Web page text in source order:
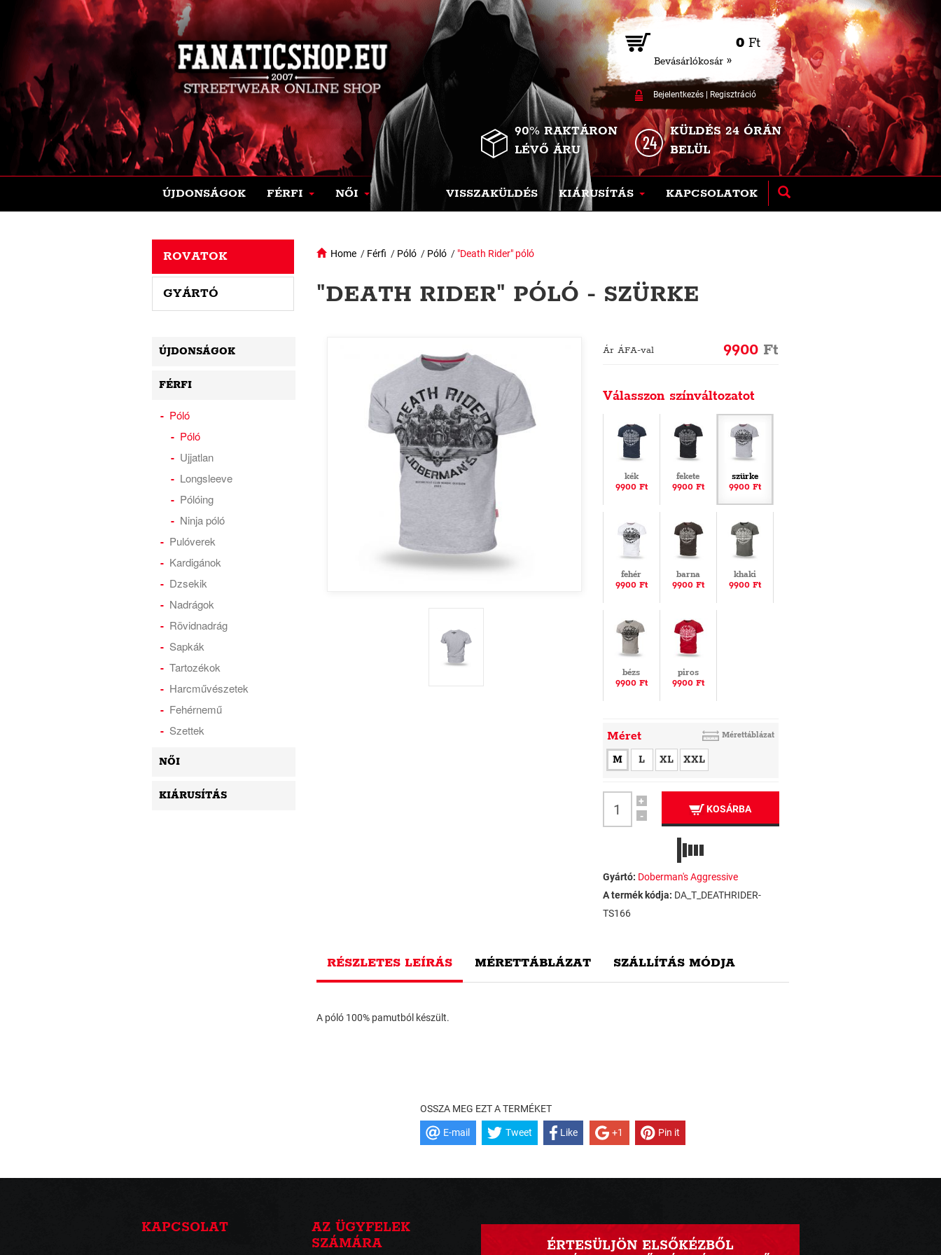
0 Ft
Bevásárlókosár »
Bejelentkezés| Regisztráció
90% RAKTÁRON
LÉVŐ ÁRU
KÜLDÉS 24 ÓRÁN
BELÜL
ÚJDONSÁGOK FÉRFI NŐI VISSZAKÜLDÉS KIÁRUSÍTÁS KAPCSOLATOK
Home / Férfi / Póló / Póló / "Death Rider" póló
"DEATH RIDER" PÓLÓ - SZÜRKE
Ár ÁFA-val 9900 Ft
Válasszon színváltozatot
kék
9900 Ft
fekete
9900 Ft
szürke
9900 Ft
fehér
9900 Ft
barna
9900 Ft
khaki
9900 Ft
bézs
9900 Ft
piros
9900 Ft
Méret Mérettáblázat
M L XL XXL
+
-
KOSÁRBA
Gyártó: Doberman's Aggressive
A termék kódja: DA_T_DEATHRIDER-
TS166
RÉSZLETES LEÍRÁS MÉRETTÁBLÁZAT SZÁLLÍTÁS MÓDJA
A póló 100% pamutból készült.
OSSZA MEG EZT A TERMÉKET
E-mail Tweet Like +1 Pin it
ROVATOK
GYÁRTÓ
ÚJDONSÁGOK
FÉRFI
Póló
Póló
Ujjatlan
Longsleeve
Pólóing
Ninja póló
Pulóverek
Kardigánok
Dzsekik
Nadrágok
Rövidnadrág
Sapkák
Tartozékok
Harcművészetek
Fehérnemű
Szettek
NŐI
KIÁRUSÍTÁS
KAPCSOLAT
AZ ÜGYFELEK
SZÁMÁRA
ÉRTESÜLJÖN ELSŐKÉZBŐL